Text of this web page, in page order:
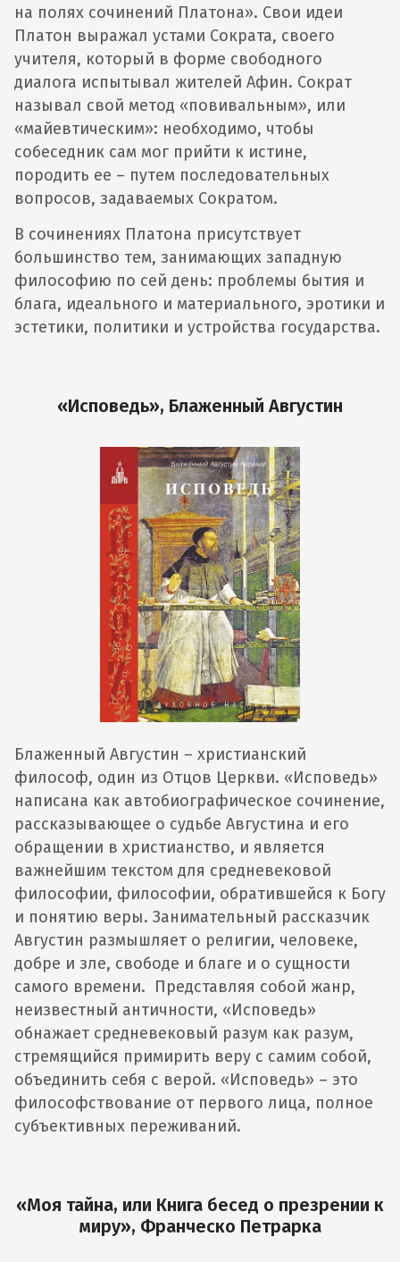
на полях сочинений Платона». Свои идеи
Платон выражал устами Сократа, своего
учителя, который в форме свободного
диалога испытывал жителей Афин. Сократ
называл свой метод «повивальным», или
«майевтическим»: необходимо, чтобы
собеседник сам мог прийти к истине,
породить ее – путем последовательных
вопросов, задаваемых Сократом.
В сочинениях Платона присутствует
большинство тем, занимающих западную
философию по сей день: проблемы бытия и
блага, идеального и материального, эротики и
эстетики, политики и устройства государства.
«Исповедь»‎, Блаженный Августин
Блаженный Августин – христианский
философ, один из Отцов Церкви. «Исповедь»
написана как автобиографическое сочинение,
рассказывающее о судьбе Августина и его
обращении в христианство, и является
важнейшим текстом для средневековой
философии, философии, обратившейся к Богу
и понятию веры. Занимательный рассказчик
Августин размышляет о религии, человеке,
добре и зле, свободе и благе и о сущности
самого времени. Представляя собой жанр,
неизвестный античности, «Исповедь»
обнажает средневековый разум как разум,
стремящийся примирить веру с самим собой,
объединить себя с верой. «Исповедь» – это
философствование от первого лица, полное
субъективных переживаний.
«Моя тайна, или Книга бесед о презрении к
миру», Франческо Петрарка